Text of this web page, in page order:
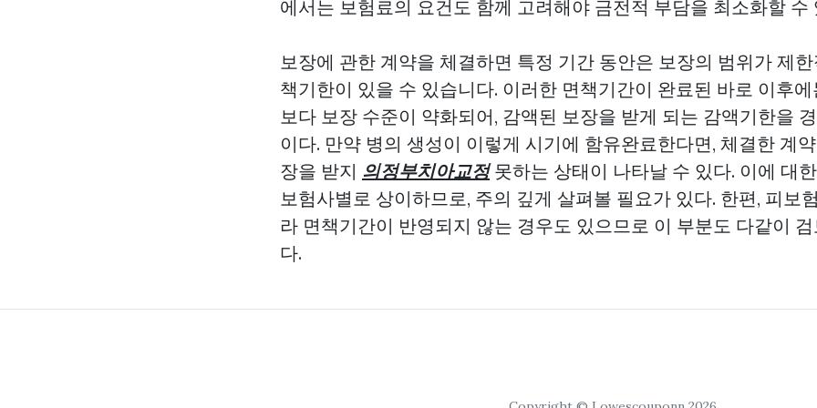
에서는 보험료의 요건도 함께 고려해야 금전적 부담을 최소화할 수
보장에 관한 계약을 체결하면 특정 기간 동안은 보장의 범위가 제
책기한이 있을 수 있습니다. 이러한 면책기간이 완료된 바로 이후
보다 보장 수준이 약화되어, 감액된 보장을 받게 되는 감액기한을
이다. 만약 병의 생성이 이렇게 시기에 함유완료한다면, 체결한 계
장을 받지 의정부치아교정못하는 상태이 나타날 수 있다. 이에 대
보험사별로 상이하므로, 주의 깊게 살펴볼 필요가 있다. 한편, 피보
라 면책기간이 반영되지 않는 경우도 있으므로 이 부분도 다같이
다.